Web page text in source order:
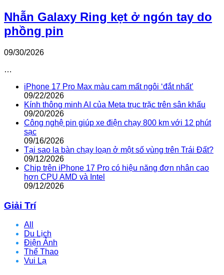
Nhẫn Galaxy Ring kẹt ở ngón tay do
phồng pin
09/30/2026
…
iPhone 17 Pro Max màu cam mất ngôi ‘đắt nhất’
09/22/2026
Kính thông minh AI của Meta trục trặc trên sân khấu
09/20/2026
Công nghệ pin giúp xe điện chạy 800 km với 12 phút
sạc
09/16/2026
Tại sao la bàn chạy loạn ở một số vùng trên Trái Đất?
09/12/2026
Chip trên iPhone 17 Pro có hiệu năng đơn nhân cao
hơn CPU AMD và Intel
09/12/2026
Giải Trí
All
Du Lịch
Điện Ảnh
Thể Thao
Vui Lạ